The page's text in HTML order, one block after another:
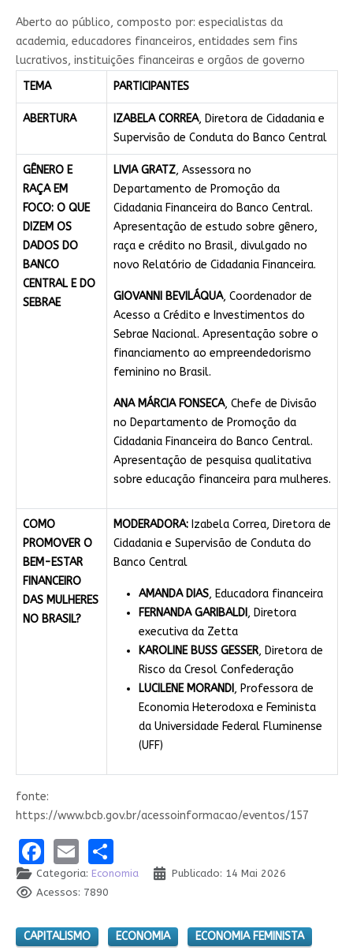
​A​berto ao público, composto por: especialistas da
academia, educadores financeiros, entidades sem fins
lucrativos, instituições financeiras e orgãos de governo​
TEMA
PARTICIPANTES
ABERTURA IZABELA CORREA, Diretora de Cidadania e
Supervisão de Conduta do Banco Central
GÊNERO E
RAÇA EM
FOCO: O QUE
DIZEM OS
DADOS DO
BANCO
CENTRAL E DO
SEBRAE
LIVIA GRATZ, Assessora no
Departamento de Promoção da
Cidadania Financeira do Banco Central.
Apresentação de estudo sobre gênero,
raça e crédito no Brasil, divulgado no
novo Relatório de Cidadania Financeira.
GIOVANNI BEVILÁQUA, Coordenador de
Acesso a Crédito e Investimentos do
Sebrae Nacional. Apresentação sobre o
financiamento ao empreendedorismo
feminino no Brasil.
ANA MÁRCIA FONSECA, Chefe de Divisão
no Departamento de Promoção da
Cidadania Financeira do Banco Central.
Apresentação de pesquisa qualitativa
sobre educação financeira para mulheres.
COMO
PROMOVER O
BEM-ESTAR
FINANCEIRO
DAS MULHERES
NO BRASIL?
MODERADORA:Izabela Correa, Diretora de
Cidadania e Supervisão de Conduta do
Banco Central
AMANDA DIAS, Educadora financeira
FERNANDA GARIBALDI , Diretora
executiva da Zetta
KAROLINE BUSS GESSER, Diretora de
Risco da Cresol Confederação
LUCILENE MORANDI , Professora de
Economia Heterodoxa e Feminista
da Universidade Federal Fluminense
(UFF)
fonte:
https://www.bcb.gov.br/acessoinformacao/eventos/157
Facebook
EmailShare
Categoria: Economia
Publicado: 14 Mai 2026
Acessos: 7890
CAPITALISMO ECONOMIA ECONOMIA FEMINISTA